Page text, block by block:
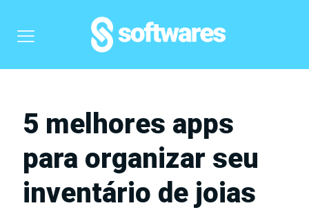
5 melhores apps
para organizar seu
inventário de joias